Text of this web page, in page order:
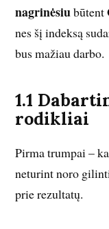
nagrinėsiubūtent
nes šį indeksą
bus mažiau darbo.
1.1
rodikliai
Pirma trumpai –
neturint noro
prie rezultatų.